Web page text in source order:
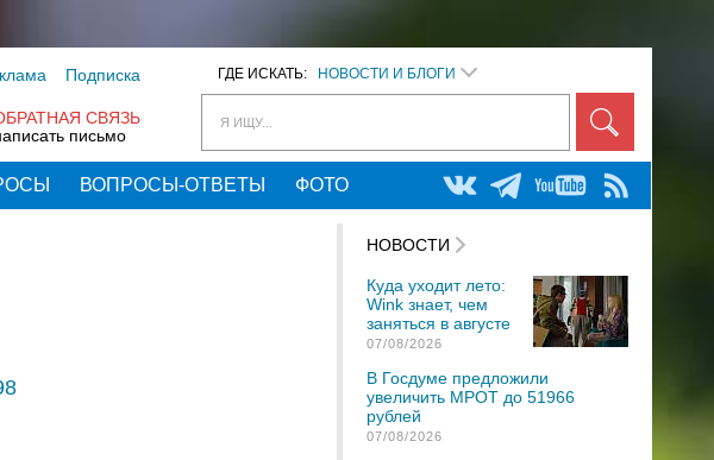
ГДЕ ИСКАТЬ: НОВОСТИ И БЛОГИ
Я ИЩУ...
Подписка
СВЯЗЬ
письмо
ВОПРОСЫ-ОТВЕТЫ ФОТО
НОВОСТИ
Куда уходит лето:
Wink знает, чем
заняться в августе
07/08/2026
В Госдуме предложили
увеличить МРОТ до 51966
рублей
07/08/2026